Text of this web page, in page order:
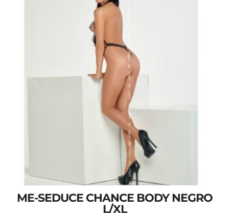
ME-SEDUCE CHANCE BODY NEGRO
L/XL